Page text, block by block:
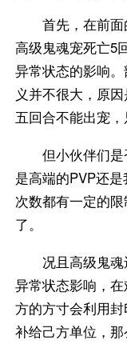
首先，在前面
高级鬼魂宠死亡5
异常状态的影响
义并不很大，原
五回合不能出宠，
但小伙伴们是
是高端的PVP还
次数都有一定的
了。
况且高级鬼魂
异常状态影响，
方的方寸会利用
补给己方单位，